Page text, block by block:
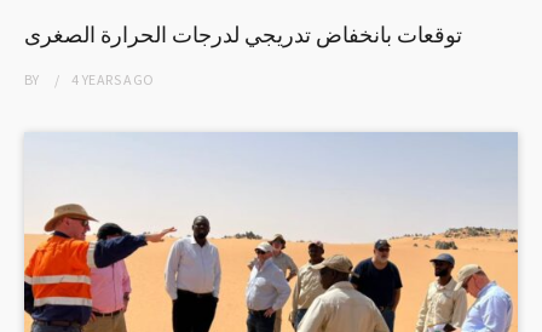
توقعات بانخفاض تدريجي لدرجات الحرارة الصغرى
BY 4 YEARSAGO